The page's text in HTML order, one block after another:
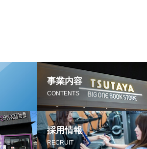
事業内容
CONTENTS
採用情報
RECRUIT